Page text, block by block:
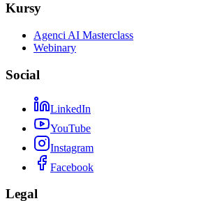
Kursy
Agenci AI Masterclass
Webinary
Social
LinkedIn
YouTube
Instagram
Facebook
Legal